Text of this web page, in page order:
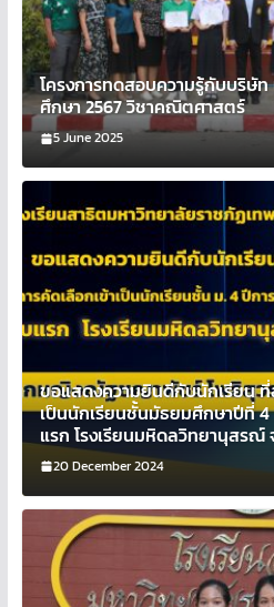
โครงการทดสอบความรู้กับบริษั
ศึกษา 2567 วิชาคณิตศาสตร์
5 June 2025
ขอแสดงความยินดีกับนักเรียน ที่
เป็นนักเรียนชั้นมัธยมศึกษาปีที่ 4
แรก โรงเรียนมหิดลวิทยานุสรณ์
20 December 2024